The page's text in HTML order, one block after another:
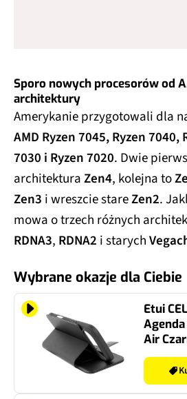
Sporo nowych procesorów od
architektury
Amerykanie przygotowali dla
AMD Ryzen 7045, Ryzen 7040,
7030 i Ryzen 7020. Dwie
architekturaZen4, kolejna to
Zen3 i wreszcie stareZen2.
mowa o trzech różnych
RDNA3, RDNA2 i starych
Wybrane okazje dla Ciebie
Etui
Air